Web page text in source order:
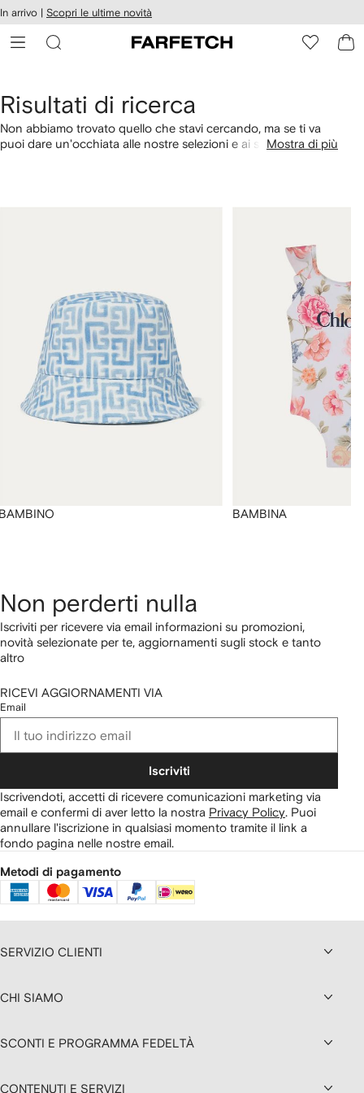
ai
In arrivo | Scopri le ultime novità
Risultati di ricerca
Non abbiamo trovato quello che stavi cercando, ma se ti va
puoi dare un'occhiata alle nostre selezioni e ai suggerimenti
Mostra di più
BAMBINA
Non perderti nulla
Iscriviti per ricevere via email informazioni su promozioni,
novità selezionate per te, aggiornamenti sugli stock e tanto
altro
RICEVI AGGIORNAMENTI VIA
Email
Iscriviti
Iscrivendoti, accetti di ricevere comunicazioni marketing via
email e confermi di aver letto la nostra Privacy Policy. Puoi
annullare l'iscrizione in qualsiasi momento tramite il link a
fondo pagina nelle nostre email.
Metodi di pagamento
SERVIZIO CLIENTI
CHI SIAMO
SCONTI E PROGRAMMA FEDELTÀ
CONTENUTI E SERVIZI